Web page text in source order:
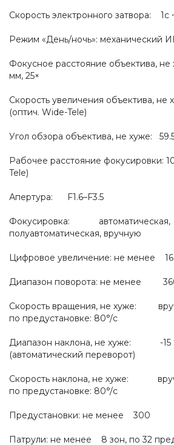
Скорость электронного затвора: 1с
Режим «День/ночь»: механический
Фокусное расстояние
мм, 25×
Скорость увеличения объектива,
(оптич. Wide-Tele)
Угол обзора объектива, не хуже: 59.5
Рабочее расстояние фокусировки:
Tele)
Апертура: F1.6–F3.5
Фокусировка: автоматическая,
полуавтоматическая, вручную
Цифровое увеличение: не менее
Диапазон поворота: не менее
Скорость вращения, не хуже:
по предустановке: 80°/c
Диапазон наклона, не хуже: -15
(автоматический переворот)
Скорость наклона, не хуже:
по предустановке: 80°/c
Предустановки: не менее 300
Патрули: не менее 8 зон, по 32